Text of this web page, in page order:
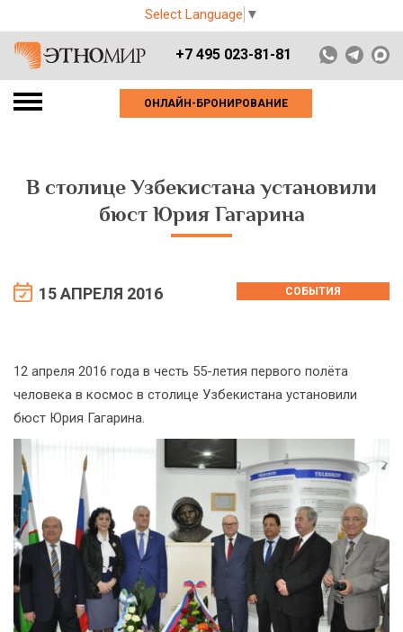
Select Language ▼
+7 495 023-81-81
ОНЛАЙН-БРОНИРОВАНИЕ
В столице Узбекистана установили
бюст Юрия Гагарина
15 АПРЕЛЯ 2016 СОБЫТИЯ
12 апреля 2016 года в честь 55-летия первого полёта
человека в космос в столице Узбекистана установили
бюст Юрия Гагарина.